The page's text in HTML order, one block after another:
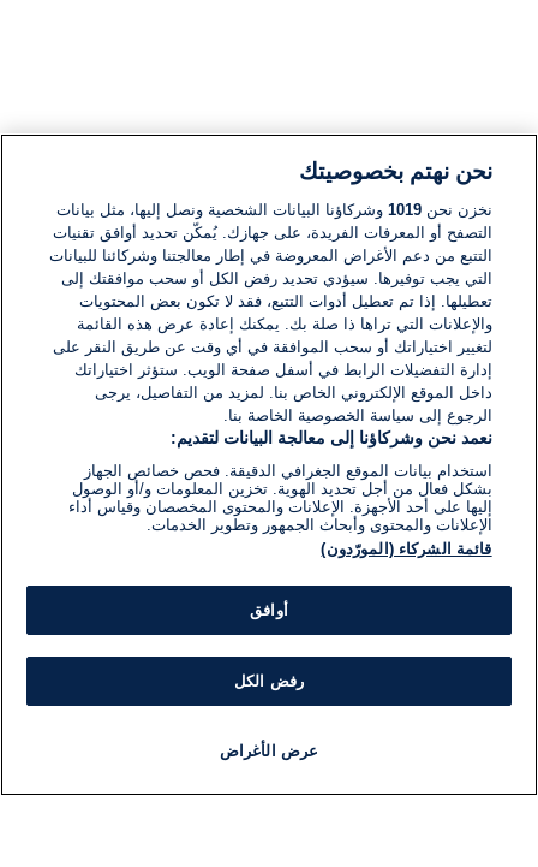
نحن نهتم بخصوصيتك
نخزن نحن1019 وشركاؤنا البيانات الشخصية ونصل إليها، مثل بيانات
التصفح أو المعرفات الفريدة، على جهازك. يُمكّن تحديد أوافق تقنيات
التتبع من دعم الأغراض المعروضة في إطار معالجتنا وشركائنا للبيانات
التي يجب توفيرها. سيؤدي تحديد رفض الكل أو سحب موافقتك إلى
تعطيلها. إذا تم تعطيل أدوات التتبع، فقد لا تكون بعض المحتويات
والإعلانات التي تراها ذا صلة بك. يمكنك إعادة عرض هذه القائمة
لتغيير اختياراتك أو سحب الموافقة في أي وقت عن طريق النقر على
إدارة التفضيلات الرابط في أسفل صفحة الويب. ستؤثر اختياراتك
داخل الموقع الإلكتروني الخاص بنا. لمزيد من التفاصيل، يرجى
الرجوع إلى سياسة الخصوصية الخاصة بنا.
نعمد نحن وشركاؤنا إلى معالجة البيانات لتقديم:
استخدام بيانات الموقع الجغرافي الدقيقة. فحص خصائص الجهاز
بشكل فعال من أجل تحديد الهوية. تخزين المعلومات و/أو الوصول
إليها على أحد الأجهزة. الإعلانات والمحتوى المخصصان وقياس أداء
الإعلانات والمحتوى وأبحاث الجمهور وتطوير الخدمات.
قائمة الشركاء (المورّدون)
أوافق
رفض الكل
عرض الأغراض